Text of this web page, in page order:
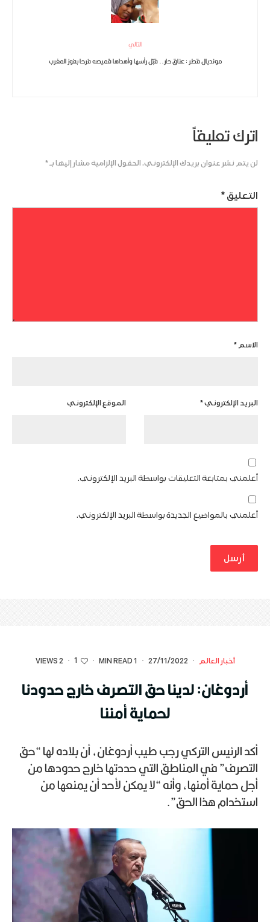
التالي
مونديال قطر : عناق حار.. قبّل رأسها وأهداها قميصه فرحا بفوز المغرب
اترك تعليقاً
لن يتم نشر عنوان بريدك الإلكتروني. الحقول الإلزامية مشار إليها بـ*
التعليق *
الاسم *
البريد الإلكتروني* الموقع الإلكتروني
أعلمني بمتابعة التعليقات بواسطة البريد الإلكتروني.
أعلمني بالمواضيع الجديدة بواسطة البريد الإلكتروني.
أخبار العالم ·
27/11/2022
·
1 MIN READ
·
1
·
2 VIEWS
أردوغان: لدينا حق التصرف خارج حدودنا
لحماية أمننا
أكد الرئيس التركي رجب طيب أردوغان، أن بلاده لها “حق
التصرف” في المناطق التي حددتها خارج حدودها من
أجل حماية أمنها، وأنه “لا يمكن لأحد أن يمنعها من
استخدام هذا الحق”.